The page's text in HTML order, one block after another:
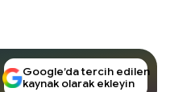
Google’da tercih edilen
kaynak olarak ekleyin